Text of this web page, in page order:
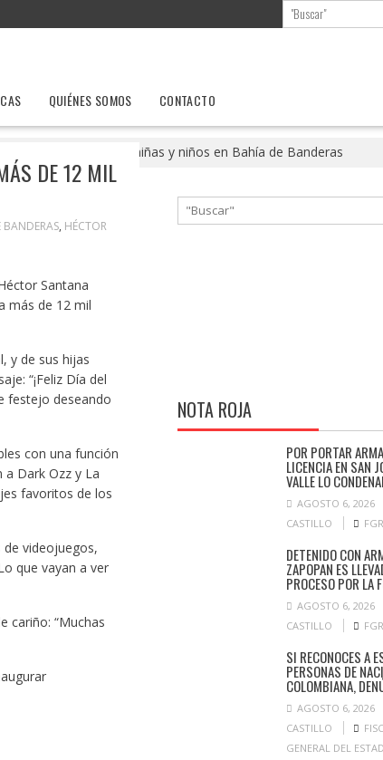
QUIÉNES SOMOS CONTACTO
a más de 12 mil niñas y niños en Bahía de Banderas
DE 12 MIL
, HÉCTOR
Santana
más de 12 mil
y de sus hijas
“¡Feliz Día del
festejo deseando
con una función
a Dark Ozz y La
favoritos de los
videojuegos,
que vayan a ver
cariño: “Muchas
NOTA ROJA
POR PORTAR
LICENCIA EN SAN
VALLE LO
AGOSTO 6, 2026
CASTILLO
DETENIDO CON
ZAPOPAN ES
PROCESO POR LA
AGOSTO 6, 2026
CASTILLO
SI RECONOCES A
PERSONAS DE
COLOMBIANA,
AGOSTO 6, 2026
CASTILLO
GENERAL DEL